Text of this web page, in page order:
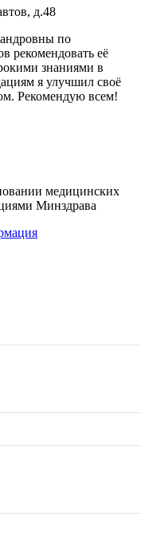
д.48
по
рекомендовать её
знаниями в
я улучшил своё
Рекомендую всем!
медицинских
Минздрава